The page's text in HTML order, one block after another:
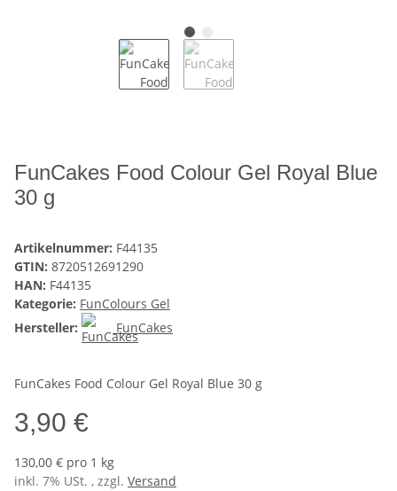
FunCakes Food Colour Gel Royal Blue
30 g
Artikelnummer: F44135
GTIN: 8720512691290
HAN: F44135
Kategorie: FunColours Gel
Hersteller:
FunCakes
FunCakes Food Colour Gel Royal Blue 30 g
3,90 €
130,00 € pro 1 kg
inkl. 7% USt. , zzgl. Versand